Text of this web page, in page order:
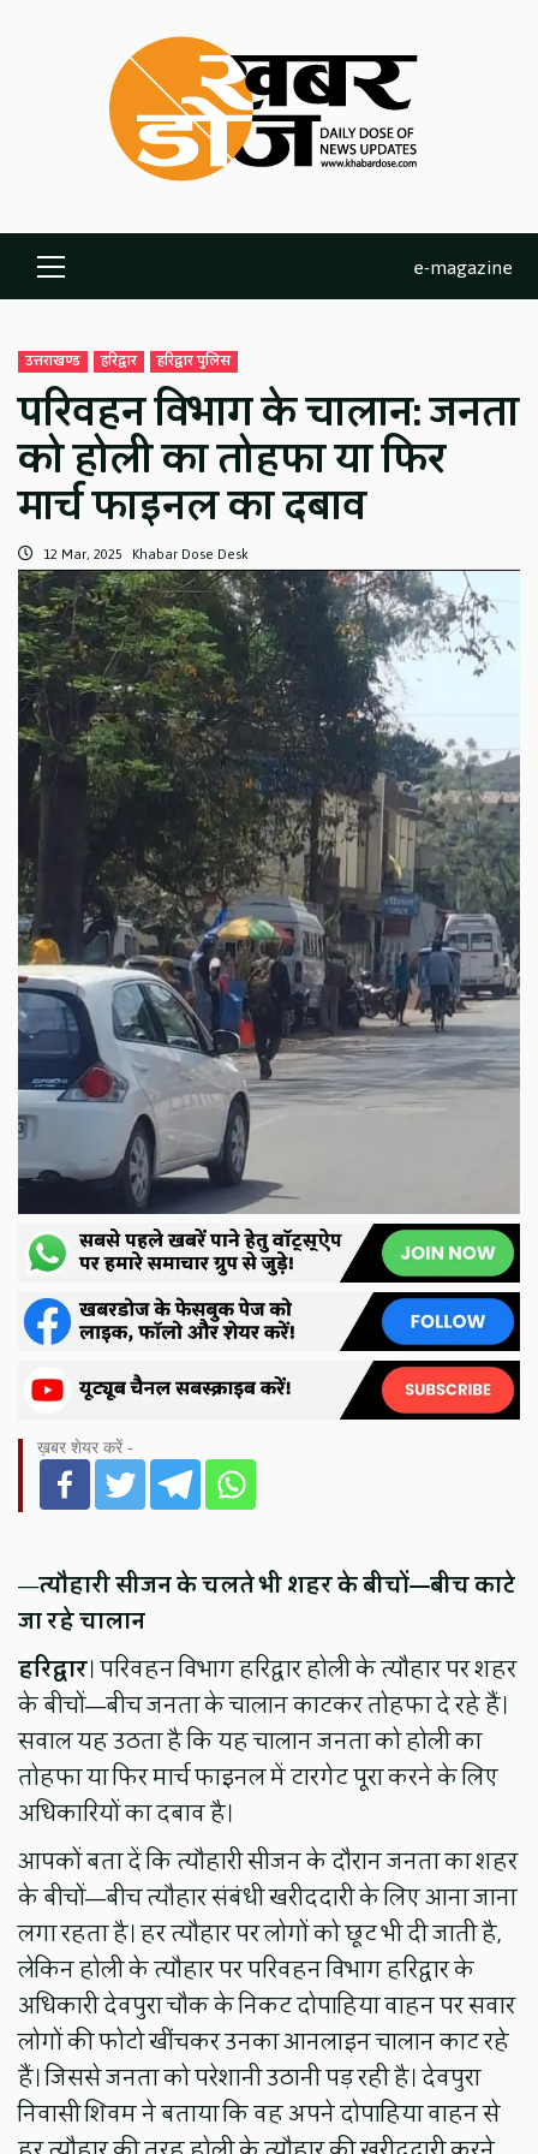
Primary
Menu
e-magazine
उत्तराखण्ड हरिद्वार हरिद्वार पुलिस
परिवहन विभाग के चालान: जनता
को होली का तोहफा या फिर
मार्च फाइनल का दबाव
12 Mar, 2025 Khabar Dose Desk
ख़बर शेयर करें -
—त्यौहारी सीजन के चलते भी शहर के बीचों—बीच काटे
जा रहे चालान
हरिद्वार। परिवहन विभाग हरिद्वार होली के त्यौहार पर शहर
के बीचों—बीच जनता के चालान काटकर तोहफा दे रहे हैं।
सवाल यह उठता है कि यह चालान जनता को होली का
तोहफा या फिर मार्च फाइनल में टारगेट पूरा करने के लिए
अधिकारियों का दबाव है।
आपकों बता दें कि त्यौहारी सीजन के दौरान जनता का शहर
के बीचों—बीच त्यौहार संबं​धी खरीददारी के लिए आना जाना
लगा रहता है। हर त्यौहार पर लोगों को छूट भी दी जाती है,
लेकिन होली के त्यौहार पर परिवहन विभाग हरिद्वार के
अधिकारी देवपुरा चौक के निकट दोपाहिया वाहन पर सवार
लोगों की फोटो खींचकर उनका आनलाइन चालान काट रहे
हैं। जिससे जनता को परेशानी उठानी पड़ रही है। देवपुरा
निवासी शिवम ने बताया कि वह अपने दोपाहिया वाहन से